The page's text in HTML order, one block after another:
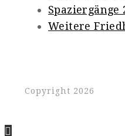
Spaziergänge
Weitere
Copyright 2026